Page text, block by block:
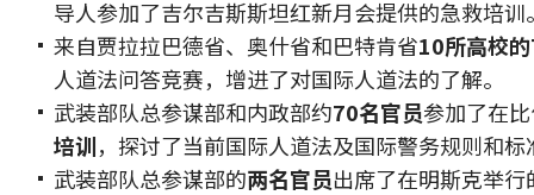
导人参加了吉尔吉斯斯坦红新月会提供的急救培训
来自贾拉拉巴德省、奥什省和巴特肯省10所高校
人道法问答竞赛，增进了对国际人道法的了解。
武装部队总参谋部和内政部约70名官员参加了在
培训，探讨了当前国际人道法及国际警务规则和
武装部队总参谋部的两名官员出席了在明斯克举